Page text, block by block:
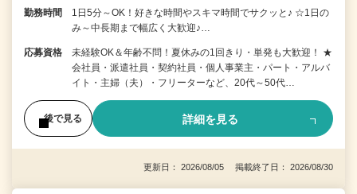
勤務時間
1日5分～OK！好きな時間やスキマ時間でサクッと♪ ☆1日の
み～中長期まで幅広く大歓迎♪…
応募資格
未経験OK＆年齢不問！夏休みの1回きり・単発も大歓迎！ ★
会社員・派遣社員・契約社員・個人事業主・パート・アルバ
イト・主婦（夫）・フリーターなど、20代～50代…
後で見る 詳細を見る
更新日： 2026/08/05 掲載終了日： 2026/08/30